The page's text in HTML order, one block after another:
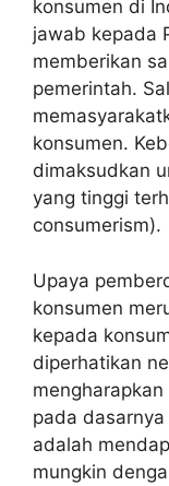
konsumen di
jawab kepada
memberikan
pemerintah.
konsumen.
dimaksudkan
yang tinggi
consumerism).
Upaya
konsumen
kepada
diperhatikan
pada
adalah
mungkin